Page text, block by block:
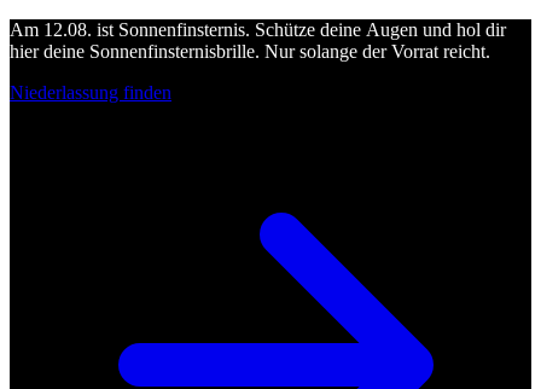
Am 12.08. ist Sonnenfinsternis. Schütze deine Augen und hol dir
hier deine Sonnenfinsternisbrille. Nur solange der Vorrat reicht.
Niederlassung finden